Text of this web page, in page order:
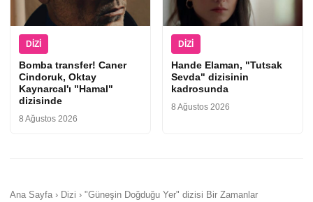
DIZI
Bomba transfer! Caner
Cindoruk, Oktay
Kaynarcal'ı "Hamal"
dizisinde
8 Ağustos 2026
DIZI
Hande Elaman, "Tutsak
Sevda" dizisinin
kadrosunda
8 Ağustos 2026
Ana Sayfa › Dizi › "Güneşin Doğduğu Yer" dizisi Bir Zamanlar